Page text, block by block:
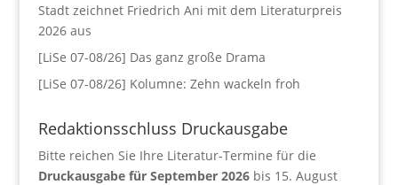
Stadt zeichnet Friedrich Ani mit dem Literaturpreis
2026 aus
[LiSe 07-08/26] Das ganz große Drama
[LiSe 07-08/26] Kolumne: Zehn wackeln froh
Redaktionsschluss Druckausgabe
Bitte reichen Sie Ihre Literatur-Termine für die
Druckausgabe für September 2026bis 15. August